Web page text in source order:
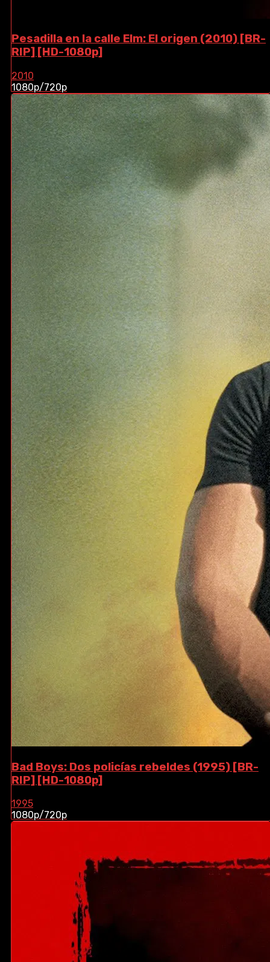
Pesadilla en la calle Elm: El origen (2010) [BR-
RIP] [HD-1080p]
2010
1080p/720p
Bad Boys: Dos policías rebeldes (1995) [BR-
RIP] [HD-1080p]
1995
1080p/720p